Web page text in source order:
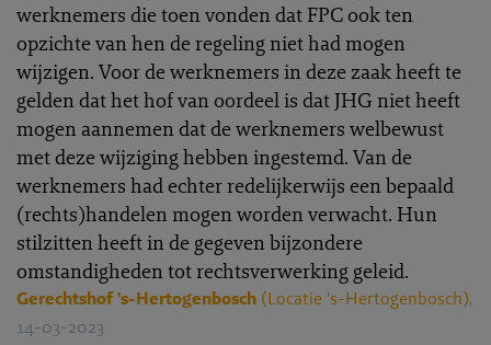
werknemers die toen vonden dat FPC ook ten
opzichte van hen de regeling niet had mogen
wijzigen. Voor de werknemers in deze zaak heeft te
gelden dat het hof van oordeel is dat JHG niet heeft
mogen aannemen dat de werknemers welbewust
met deze wijziging hebben ingestemd. Van de
werknemers had echter redelijkerwijs een bepaald
(rechts)handelen mogen worden verwacht. Hun
stilzitten heeft in de gegeven bijzondere
omstandigheden tot rechtsverwerking geleid.
Gerechtshof 's-Hertogenbosch (Locatie 's-Hertogenbosch),
14-03-2023